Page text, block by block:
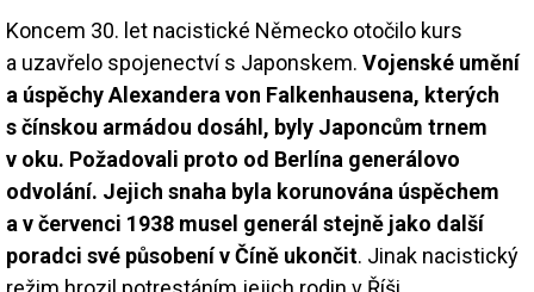
Koncem 30. let nacistické Německo otočilo kurs
a uzavřelo spojenectví s Japonskem. Vojenské umění
a úspěchy Alexandera von Falkenhausena, kterých
s čínskou armádou dosáhl, byly Japoncům trnem
v oku. Požadovali proto od Berlína generálovo
odvolání. Jejich snaha byla korunována úspěchem
a v červenci 1938 musel generál stejně jako další
poradci své působení v Číně ukončit. Jinak nacistický